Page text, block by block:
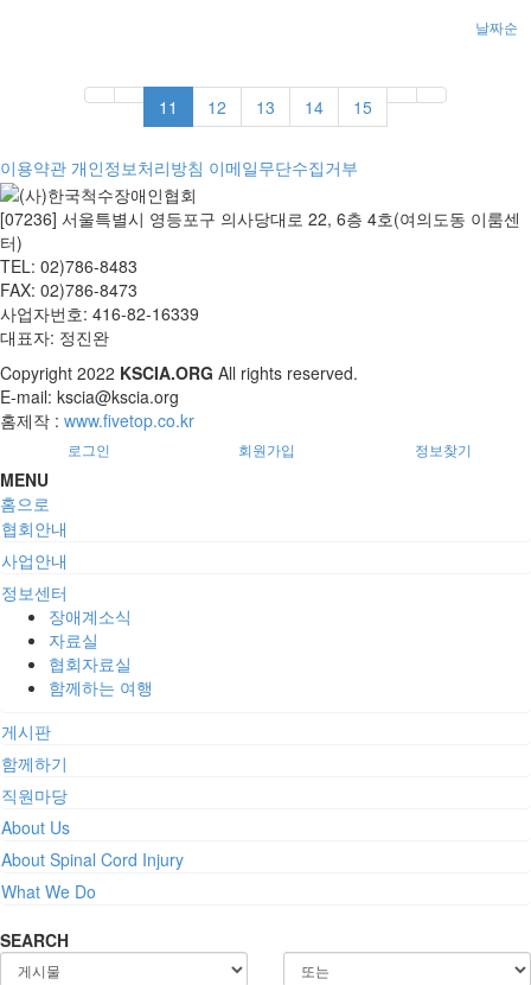
날짜순
11 12 13 14 15
이용약관 개인정보처리방침 이메일무단수집거부
[07236] 서울특별시 영등포구 의사당대로 22, 6층 4호(여의도동 이룸센
터)
TEL: 02)786-8483
FAX: 02)786-8473
사업자번호: 416-82-16339
대표자: 정진완
Copyright 2022 KSCIA.ORG All rights reserved.
E-mail: kscia@kscia.org
홈제작 : www.fivetop.co.kr
로그인 회원가입 정보찾기
MENU
홈으로
협회안내
사업안내
정보센터
장애계소식
자료실
협회자료실
함께하는 여행
게시판
함께하기
직원마당
About Us
About Spinal Cord Injury
What We Do
SEARCH